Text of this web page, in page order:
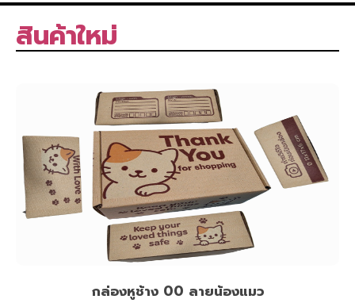
สินค้าใหม่
กล่องหูช้าง 00 ลายน้องแมว